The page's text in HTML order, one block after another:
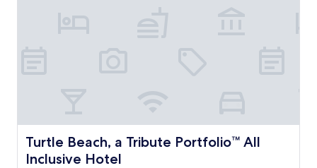
Turtle Beach, a Tribute Portfolio™ All
Inclusive Hotel
Turtle Beach, a Tribute Portfolio™ All Inclusive Hotel